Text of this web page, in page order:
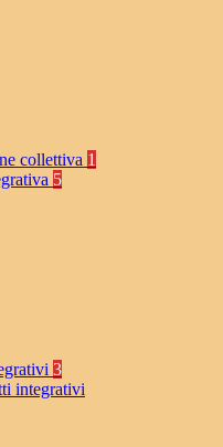
collettiva 1
5
3
integrativi